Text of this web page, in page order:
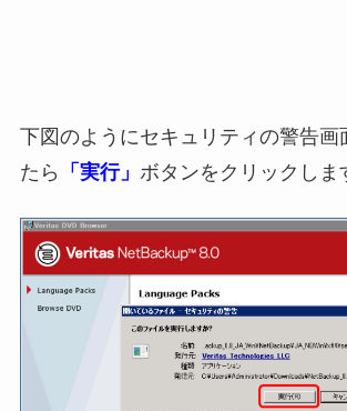
下図のようにセキュリティの警告画
たら
「実行」 ボタンをクリックしま